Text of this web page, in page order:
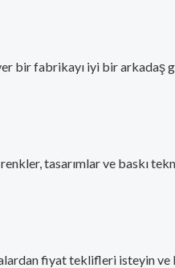
bir fabrikayı iyi bir arkadaş
tasarımlar ve baskı
fiyat teklifleri isteyin ve